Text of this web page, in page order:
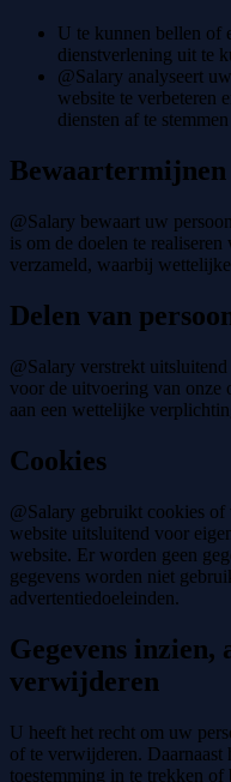
U te kunnen bellen of
dienstverlening uit te
@Salary analyseert
website te verbeteren
diensten af te
Bewaartermijnen
@Salary bewaart uw
is om de doelen te
verzameld, waarbij
Delen van
@Salary verstrekt
voor de uitvoering van onze
aan een wettelijke
Cookies
@Salary gebruikt cookies
website uitsluitend voor
website. Er worden geen
gegevens worden niet
advertentiedoeleinden.
Gegevens inzien,
verwijderen
U heeft het recht om uw
of te verwijderen. Daarnaast
toestemming in te trekken